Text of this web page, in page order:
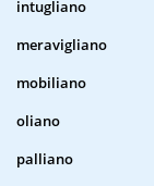
intugliano
meravigliano
mobiliano
oliano
palliano